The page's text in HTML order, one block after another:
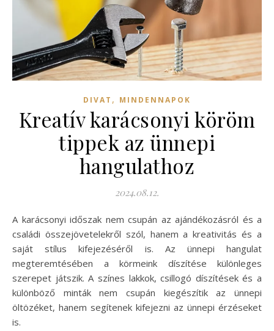
DIVAT , MINDENNAPOK
Kreatív karácsonyi köröm
tippek az ünnepi
hangulathoz
2024.08.12.
A karácsonyi időszak nem csupán az ajándékozásról és a
családi összejövetelekről szól, hanem a kreativitás és a
saját stílus kifejezéséről is. Az ünnepi hangulat
megteremtésében a körmeink díszítése különleges
szerepet játszik. A színes lakkok, csillogó díszítések és a
különböző minták nem csupán kiegészítik az ünnepi
öltözéket, hanem segítenek kifejezni az ünnepi érzéseket
is.